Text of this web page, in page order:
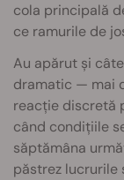
cola principală
ce ramurile de
Au apărut și
dramatic — mai
reacție discretă
când condițiile
săptămâna
păstrez lucrurile